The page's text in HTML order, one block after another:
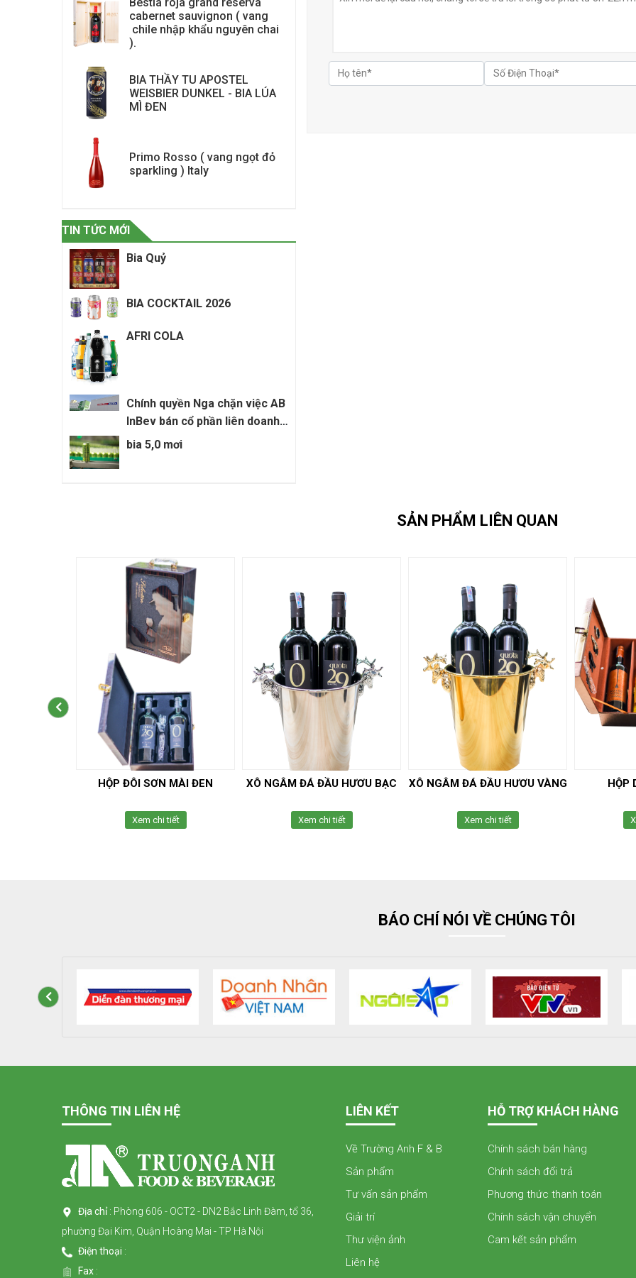
cabernet sauvignon ( vang
chile nhập khẩu nguyên chai
).
BIA THẦY TU APOSTEL
WEISBIER DUNKEL - BIA LÚA
MÌ ĐEN
Primo Rosso ( vang ngọt đỏ
sparkling ) Italy
TIN TỨC MỚI
Bia Quỷ
BIA COCKTAIL 2026
AFRI COLA
Chính quyền Nga chặn việc AB
InBev bán cổ phần liên doanh
cho Anadolu Efes
bia 5,0 mơi
SẢN PHẨM LIÊN QUAN
HỘP ĐÔI SƠN MÀI ĐEN
Xem chi tiết
XÔ NGÂM ĐÁ ĐẦU HƯƠU BẠC
Xem chi tiết
XÔ NGÂM ĐÁ ĐẦU HƯƠU VÀNG
Xem chi tiết
HỘP
BÁO CHÍ NÓI VỀ CHÚNG TÔI
THÔNG TIN LIÊN HỆ
Địa chỉ : Phòng 606 - OCT2 - DN2 Bắc Linh Đàm, tổ 36,
phường Đại Kim, Quận Hoàng Mai - TP Hà Nội
Điện thoại :
Fax :
LIÊN KẾT
Về Trường Anh F & B
Sản phẩm
Tư vấn sản phẩm
Giải trí
Thư viện ảnh
Liên hệ
HỖ TRỢ KHÁCH HÀNG
Chính sách bán hàng
Chính sách đổi trả
Phương thức thanh toán
Chính sách vận chuyển
Cam kết sản phẩm